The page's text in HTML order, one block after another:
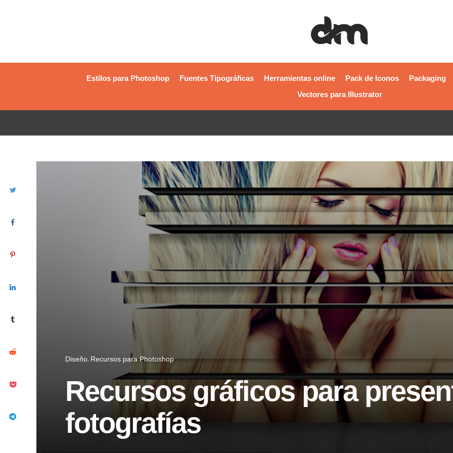
Estilos para Photoshop Fuentes Tipográficas Herramientas online Pack de Iconos
Packaging
Vectores para Illustrator
Diseño Recursos para Photoshop
Recursos gráficos para
fotografías